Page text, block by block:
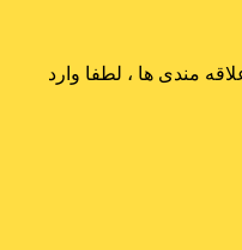
مندی ها ، لطفا وارد